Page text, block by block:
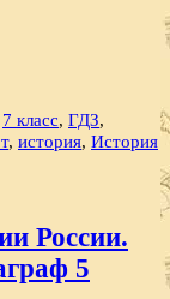
7 класс, ГДЗ,
, история, История
России.
5